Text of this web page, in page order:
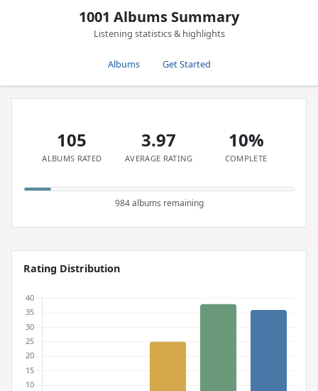
1001 Albums Summary
Listening statistics & highlights
Albums Get Started
105
ALBUMS RATED
3.97
AVERAGE RATING
10%
COMPLETE
984 albums remaining
Rating Distribution